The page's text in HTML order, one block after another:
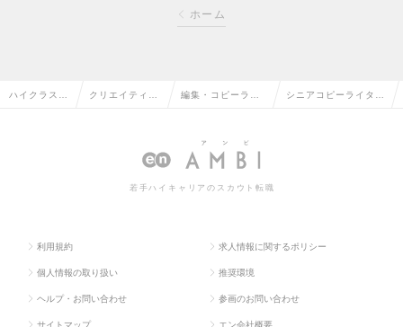
ホーム
ハイクラス求 クリエイティブ 編集・コピーライ シニアコピーライター
若手ハイキャリアのスカウト転職
利用規約 求人情報に関するポリシー
個人情報の取り扱い 推奨環境
ヘルプ・お問い合わせ 参画のお問い合わせ
サイトマップ エン会社概要